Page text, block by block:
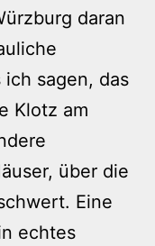
daran
ich sagen, das
Klotz am
über die
Eine
echtes